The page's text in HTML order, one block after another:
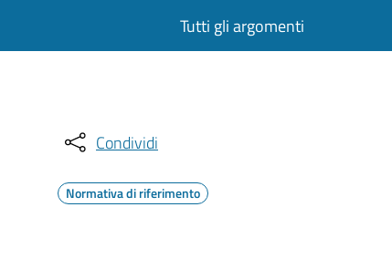
Tutti gli argomenti
Condividi
Normativa di riferimento